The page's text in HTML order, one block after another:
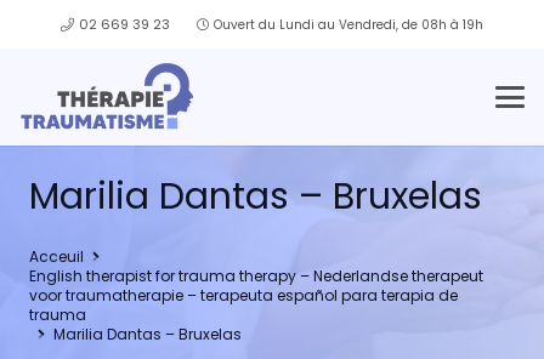
02 669 39 23 Ouvert du Lundi au Vendredi, de 08h à 19h
Marilia Dantas – Bruxelas
Acceuil
English therapist for trauma therapy – Nederlandse therapeut
voor traumatherapie – terapeuta español para terapia de
trauma
Marilia Dantas – Bruxelas